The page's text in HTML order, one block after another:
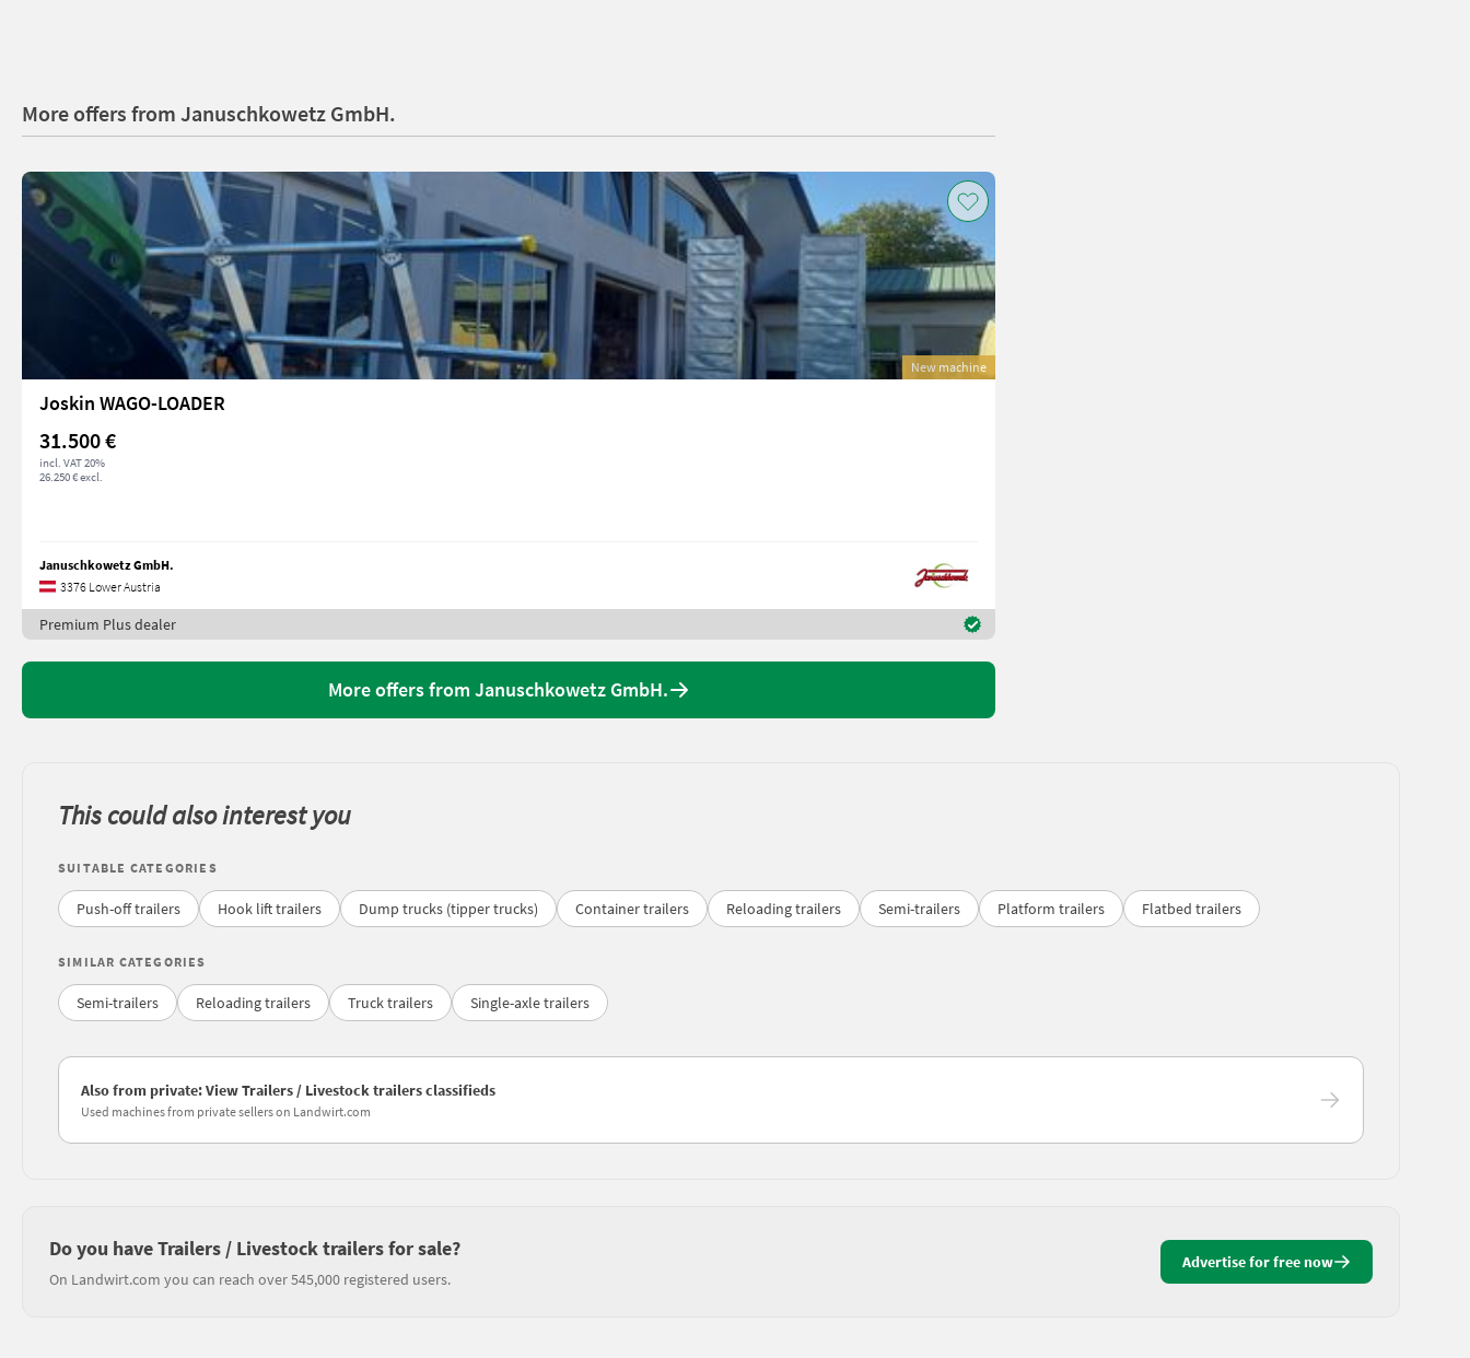
More offers from Januschkowetz GmbH.
New machine
Joskin WAGO-LOADER
31.500 €
incl. VAT 20%
26.250 € excl.
Januschkowetz GmbH.
3376 Lower Austria
Premium Plus dealer
More offers from Januschkowetz GmbH.
This could also interest you
SUITABLE CATEGORIES
Push-off trailers Hook lift trailers Dump trucks (tipper trucks) Container trailers Reloading trailers Semi-trailers Platform trailers Flatbed trailers
SIMILAR CATEGORIES
Semi-trailers Reloading trailers Truck trailers Single-axle trailers
Also from private: View Trailers / Livestock trailers classifieds
Used machines from private sellers on Landwirt.com
Do you have Trailers / Livestock trailers for sale?
On Landwirt.com you can reach over 545,000 registered users.
Advertise for free now